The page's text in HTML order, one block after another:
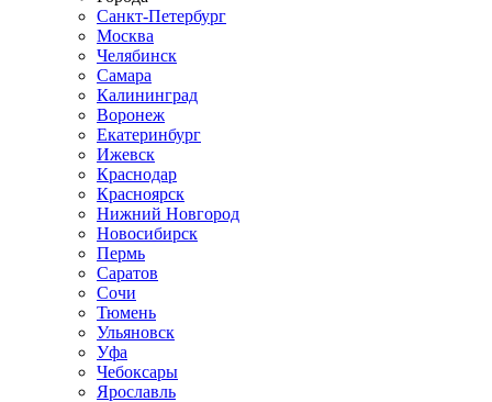
Санкт-Петербург
Москва
Челябинск
Самара
Калининград
Воронеж
Екатеринбург
Ижевск
Краснодар
Красноярск
Нижний Новгород
Новосибирск
Пермь
Саратов
Сочи
Тюмень
Ульяновск
Уфа
Чебоксары
Ярославль